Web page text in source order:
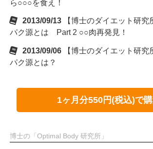
ら○○○を食え！
2013/09/13
【博士のダイエット研究
パク源とは Part 2 ○○肉再発見！
2013/09/06
【博士のダイエット研究
パク源とは？
1ヶ月分550円(税込)で
博士の「Optimal Body 研究所」